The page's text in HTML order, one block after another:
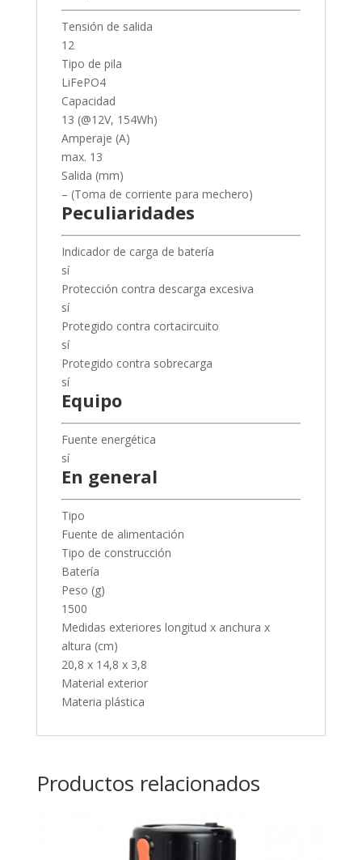
Tensión de salida
12
Tipo de pila
LiFePO4
Capacidad
13 (@12V, 154Wh)
Amperaje (A)
max. 13
Salida (mm)
– (Toma de corriente para mechero)
Peculiaridades
Indicador de carga de batería
sí
Protección contra descarga excesiva
sí
Protegido contra cortacircuito
sí
Protegido contra sobrecarga
sí
Equipo
Fuente energética
sí
En general
Tipo
Fuente de alimentación
Tipo de construcción
Batería
Peso (g)
1500
Medidas exteriores longitud x anchura x
altura (cm)
20,8 x 14,8 x 3,8
Material exterior
Materia plástica
Productos relacionados